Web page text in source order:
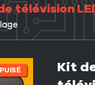
LED
Kit